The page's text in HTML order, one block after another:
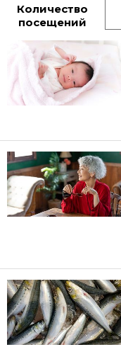
Количество
посещений